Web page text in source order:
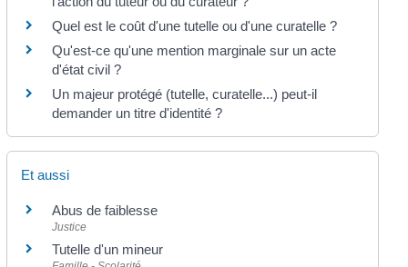
Quel est le coût d'une tutelle ou d'une curatelle ?
Qu'est-ce qu'une mention marginale sur un acte
d'état civil ?
Un majeur protégé (tutelle, curatelle...) peut-il
demander un titre d'identité ?
Et aussi
Abus de faiblesse
Justice
Tutelle d'un mineur